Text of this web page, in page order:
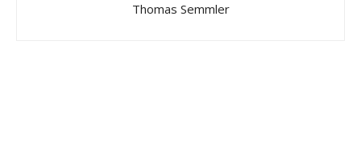
Thomas Semmler